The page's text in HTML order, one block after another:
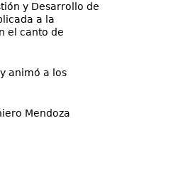
y Desarrollo de
a la
el canto de
animó a los
Mendoza